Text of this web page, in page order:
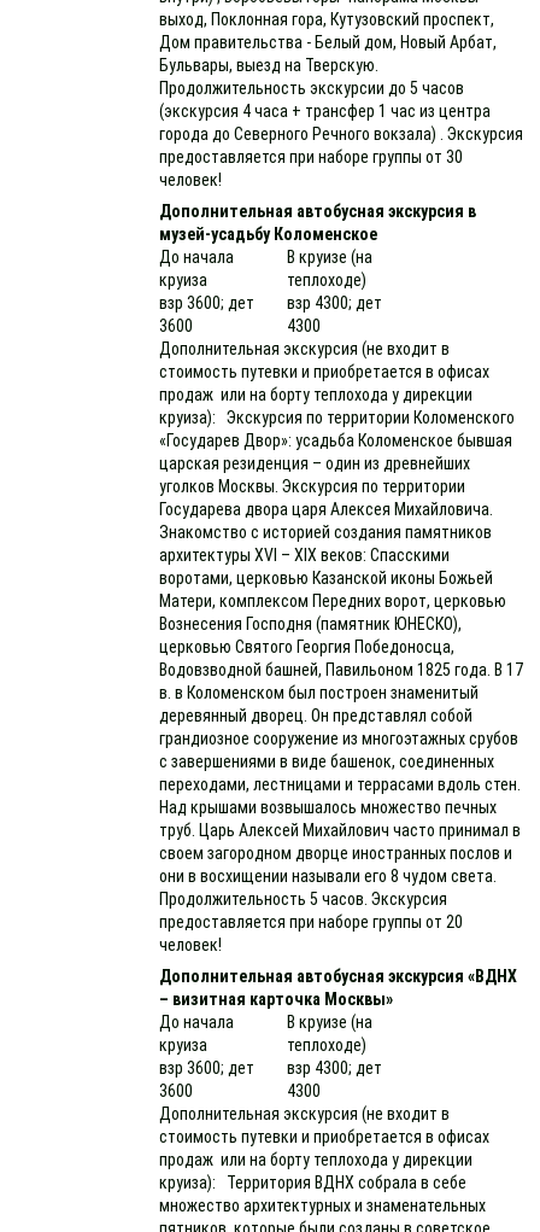
выход, Поклонная гора, Кутузовский проспект,
Дом правительства - Белый дом, Новый Арбат,
Бульвары, выезд на Тверскую.
Продолжительность экскурсии до 5 часов
(экскурсия 4 часа + трансфер 1 час из центра
города до Северного Речного вокзала) . Экскурсия
предоставляется при наборе группы от 30
человек!
Дополнительная автобусная экскурсия в
музей-усадьбу Коломенское
До начала
круиза
взр 3600; дет
3600
В круизе (на
теплоходе)
взр 4300; дет
4300
Дополнительная экскурсия (не входит в
стоимость путевки и приобретается в офисах
продаж или на борту теплохода у дирекции
круиза): Экскурсия по территории Коломенского
«Государев Двор»: усадьба Коломенское бывшая
царская резиденция – один из древнейших
уголков Москвы. Экскурсия по территории
Государева двора царя Алексея Михайловича.
Знакомство с историей создания памятников
архитектуры ХVI – ХIX веков: Спасскими
воротами, церковью Казанской иконы Божьей
Матери, комплексом Передних ворот, церковью
Вознесения Господня (памятник ЮНЕСКО),
церковью Святого Георгия Победоносца,
Водовзводной башней, Павильоном 1825 года. В 17
в. в Коломенском был построен знаменитый
деревянный дворец. Он представлял собой
грандиозное сооружение из многоэтажных срубов
с завершениями в виде башенок, соединенных
переходами, лестницами и террасами вдоль стен.
Над крышами возвышалось множество печных
труб. Царь Алексей Михайлович часто принимал в
своем загородном дворце иностранных послов и
они в восхищении называли его 8 чудом света.
Продолжительность 5 часов. Экскурсия
предоставляется при наборе группы от 20
человек!
Дополнительная автобусная экскурсия «ВДНХ
– визитная карточка Москвы»
До начала
круиза
взр 3600; дет
3600
В круизе (на
теплоходе)
взр 4300; дет
4300
Дополнительная экскурсия (не входит в
стоимость путевки и приобретается в офисах
продаж или на борту теплохода у дирекции
круиза): Территория ВДНХ собрала в себе
множество архитектурных и знаменательных
пятников, которые были созданы в советское